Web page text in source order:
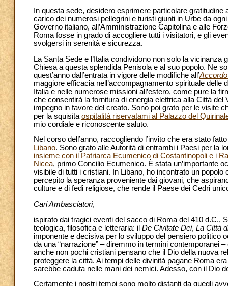
In questa sede, desidero esprimere particolare
carico dei numerosi pellegrini e turisti giunti in Urbe da
Governo italiano, all’Amministrazione Capitolina e alle
Roma fosse in grado di accogliere tutti i visitatori, e gli
svolgersi in serenità e sicurezza.
La Santa Sede e l’Italia condividono non solo la
Chiesa a questa splendida Penisola e al suo popolo. Ne
quest’anno dall’entrata in vigore delle modifiche all’
maggiore efficacia nell’accompagnamento spirituale
Italia e nelle numerose missioni all’estero, come pure la
che consentirà la fornitura di energia elettrica alla Città
impegno in favore del creato. Sono poi grato per le visite
per la squisita ospitalità riservatami al Palazzo del
mio cordiale e riconoscente saluto.
Nel corso dell’anno, raccogliendo l’invito che era stato
Libano. Sono grato alle Autorità di entrambi i Paesi per la
insieme con il Patriarca Ecumenico di Costantinopoli e i
Nicea, primo Concilio Ecumenico. È stata un’importante
visibile di tutti i cristiani. In Libano, ho incontrato un
percepito la speranza proveniente dai giovani, che
culture e di fedi religiose, che rende il Paese dei Cedri
Cari Ambasciatori,
ispirato dai tragici eventi del sacco di Roma del 410 d.C.,
teologica, filosofica e letteraria: il De Civitate Dei, La Città
imponente e decisiva per lo sviluppo del pensiero politico
da una “narrazione” – diremmo in termini contemporanei
anche non pochi cristiani pensano che il Dio della nuova
proteggere la città. Ai tempi delle divinità pagane Roma
sarebbe caduta nelle mani dei nemici. Adesso, con il Dio
Certamente i nostri tempi sono molto distanti da quegli